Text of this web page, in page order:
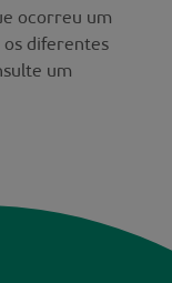
ocorreu um
diferentes
um